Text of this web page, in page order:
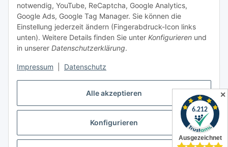
Alle akzeptieren
Konfigurieren
notwendig, YouTube, ReCaptcha, Google Analytics,
Google Ads, Google Tag Manager. Sie können die
Einstellung jederzeit ändern (Fingerabdruck-Icon links
unten). Weitere Details finden Sie unter Konfigurieren und
in unserer Datenschutzerklärung.
Impressum Datenschutz
Gesetzliche Informationen
Spieletreffs in Jülich & Umgebung
* Alle Preise inkl. gesetzlicher USt., zzgl.Versand
✕